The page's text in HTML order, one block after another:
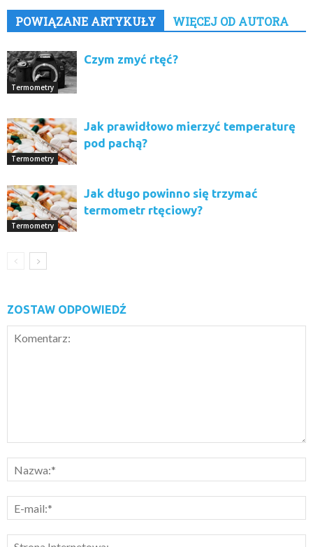
POWIĄZANE ARTYKUŁY WIĘCEJ OD AUTORA
Termometry
Czym zmyć rtęć?
Termometry
Jak prawidłowo mierzyć temperaturę
pod pachą?
Termometry
Jak długo powinno się trzymać
termometr rtęciowy?
ZOSTAW ODPOWIEDŹ